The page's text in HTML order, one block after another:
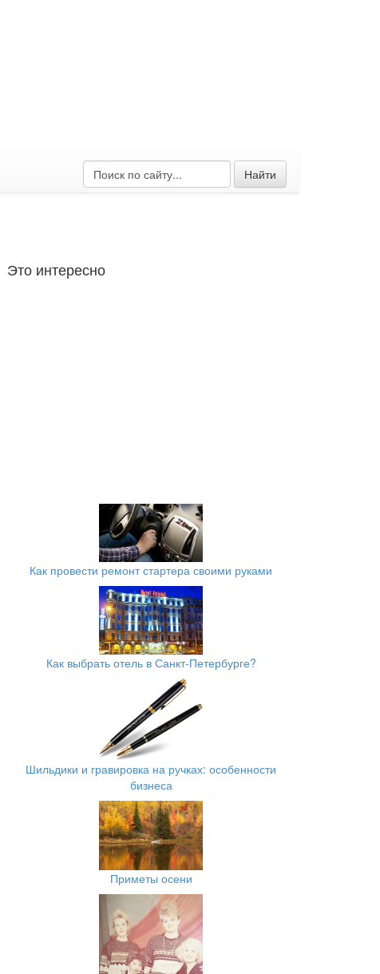
Найти
Это интересно
Как провести ремонт стартера своими руками
Как выбрать отель в Санкт-Петербурге?
Шильдики и гравировка на ручках: особенности
бизнеса
Приметы осени